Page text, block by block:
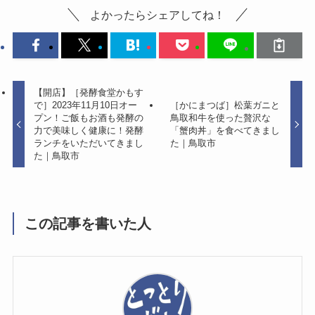
よかったらシェアしてね！
【開店】［発酵食堂かもす
で］2023年11月10日オー
プン！ご飯もお酒も発酵の
力で美味しく健康に！発酵
ランチをいただいてきまし
た｜鳥取市
［かにまつば］松葉ガニと
鳥取和牛を使った贅沢な
「蟹肉丼」を食べてきまし
た｜鳥取市
この記事を書いた人